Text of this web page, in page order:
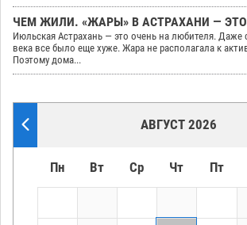
ЧЕМ ЖИЛИ. «ЖАРЫ» В АСТРАХАНИ — ЭТО
Июльская Астрахань — это очень на любителя.
века все было еще хуже. Жара не располагала к
Поэтому дома...
АВГУСТ 2026
Пн Вт Ср Чт Пт